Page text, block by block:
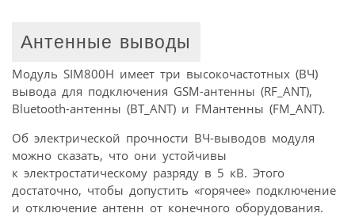
Антенные выводы
Модуль SIM800H имеет три высокочастотных (ВЧ)
вывода для подключения GSM-антенны (RF_ANT),
Bluetooth-антенны (BT_ANT) и FMантенны (FM_ANT).
Об электрической прочности ВЧ-выводов модуля
можно сказать, что они устойчивы
к электростатическому разряду в 5 кВ. Этого
достаточно, чтобы допустить «горячее» подключение
и отключение антенн от конечного оборудования.